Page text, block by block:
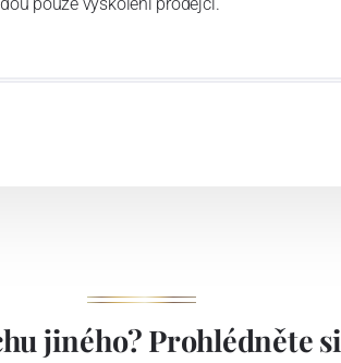
jiného? Prohlédněte